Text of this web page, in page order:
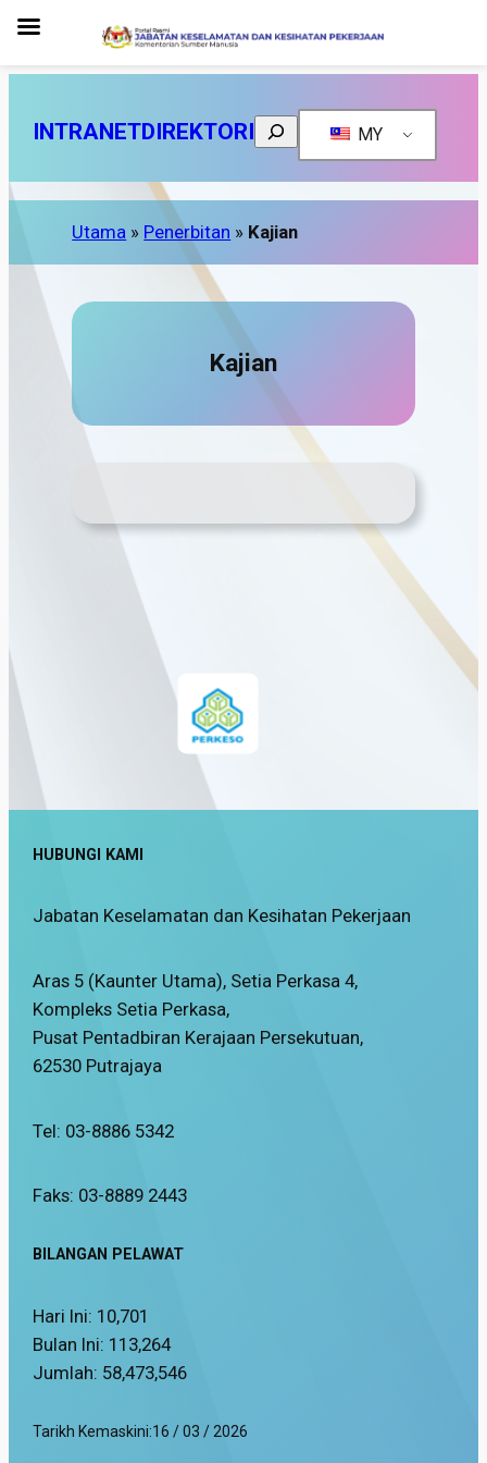
INTRANETDIREKTORI Search MY
Utama » Penerbitan » Kajian
Kajian
HUBUNGI KAMI
Jabatan Keselamatan dan Kesihatan Pekerjaan
Aras 5 (Kaunter Utama), Setia Perkasa 4,
Kompleks Setia Perkasa,
Pusat Pentadbiran Kerajaan Persekutuan,
62530 Putrajaya
Tel: 03-8886 5342
Faks: 03-8889 2443
BILANGAN PELAWAT
Hari Ini: 10,701
Bulan Ini: 113,264
Jumlah: 58,473,546
Tarikh Kemaskini:16 / 03 / 2026